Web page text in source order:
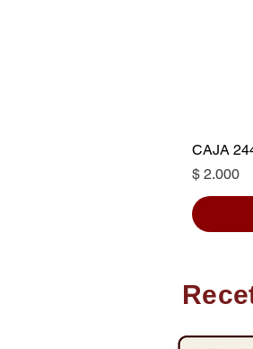
CAJA
Precio
$ 2.000